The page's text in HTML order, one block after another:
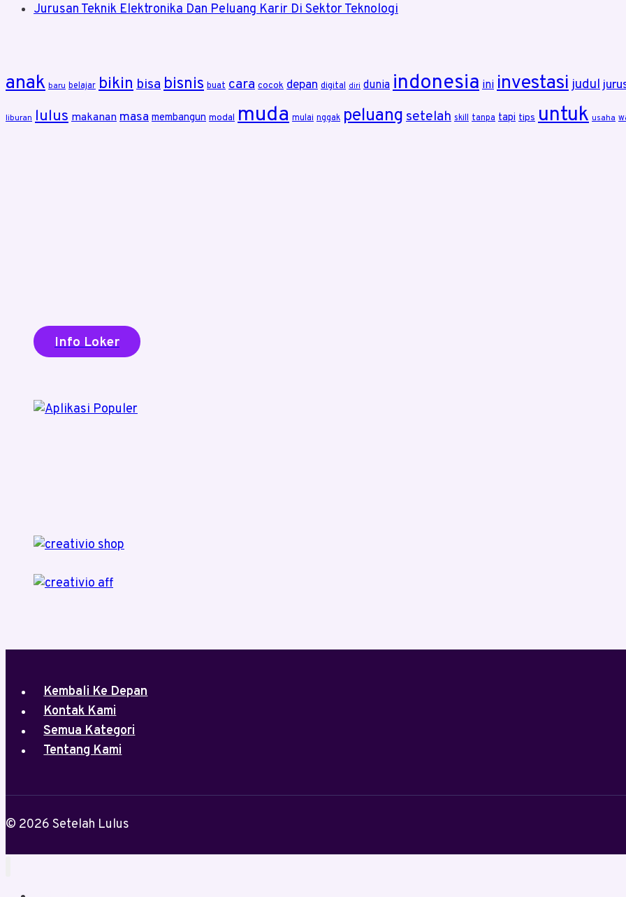
Jurusan Teknik Elektronika Dan Peluang Karir Di Sektor Teknologi
anak baru belajar bikin bisa bisnis buat cara cocok depan digital diri dunia indonesia ini investasi judul
liburan lulus makanan masa membangun modal muda mulai nggak peluang setelah skill tanpa tapi tips untuk usaha
Info Loker
Kembali Ke Depan
Kontak Kami
Semua Kategori
Tentang Kami
© 2026 Setelah Lulus